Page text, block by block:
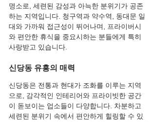
명소로, 세련된 감성과 아늑한 분위기가 공존
하는 지역입니다. 청구역과 약수역, 동대문 일
대와 가까워 접근성이 뛰어나며, 프라이버시
와 편안한 휴식을 중요시하는 분들에게 특히
사랑받고 있습니다.
신당동 유흥의 매력
신당동은 전통과 현대가 조화를 이루는 지역
으로, 감각적인 인테리어와 프라이빗한 공간
이 돋보이는 업소들이 다양합니다. 차분하고
세련된 분위기 속에서 편안하게 힐링할 수 있